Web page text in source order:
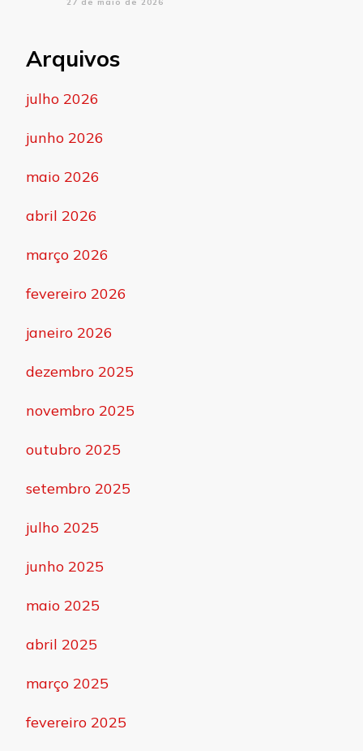
Arquivos
julho 2026
junho 2026
maio 2026
abril 2026
março 2026
fevereiro 2026
janeiro 2026
dezembro 2025
novembro 2025
outubro 2025
setembro 2025
julho 2025
junho 2025
maio 2025
abril 2025
março 2025
fevereiro 2025